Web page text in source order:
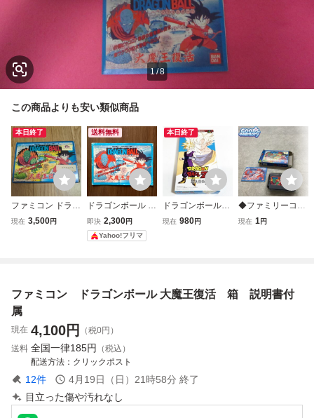
1/8
この商品よりも安い類似商品
本日終了
ファミコン ドラゴ
ンボール 大魔王復
現在 3,500円
送料無料
ドラゴンボール 大
魔王復活 説明書の
み ファミコン
即決 2,300円
Yahoo!フリマ
本日終了
ドラゴンボールＺ
超武闘伝２【箱・
現在 980円
◆ファミリーコン
ピューター/ファミ
現在 1円
ファミコン ドラゴンボール 大魔王復活 箱 説明書付
属
現在 4,100円
（税0円）
送料 全国一律185円
（税込）
配送方法
クリックポスト
12件 4月19日（日）21時58分 終了
目立った傷や汚れなし